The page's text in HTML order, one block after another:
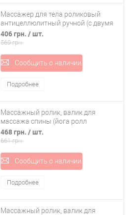
Массажер для тела роликовый
антицеллюлитный ручной (с двумя
ручками для ног, шеи) 23x28 см
OSPORT (MS 4223)
406 грн. / шт.
569 грн.
Сообщить о наличии
Подробнее
Массажный ролик, валик для
массажа спины (йога ролл
массажер для спины, шеи, ног)
OSPORT 34*14см (OF-0090)
468 грн. / шт.
661 грн.
Сообщить о наличии
Подробнее
Массажный ролик, валик для